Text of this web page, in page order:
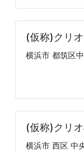
(仮称)クリ
横浜市 都筑区
(仮称)クリ
横浜市 西区 中